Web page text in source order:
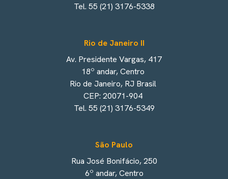
Tel. 55 (21) 3176-5338
Rio de Janeiro II
Av. Presidente Vargas, 417
18º andar, Centro
Rio de Janeiro, RJ Brasil
CEP: 20071-904
Tel. 55 (21) 3176-5349
São Paulo
Rua José Bonifácio, 250
6º andar, Centro